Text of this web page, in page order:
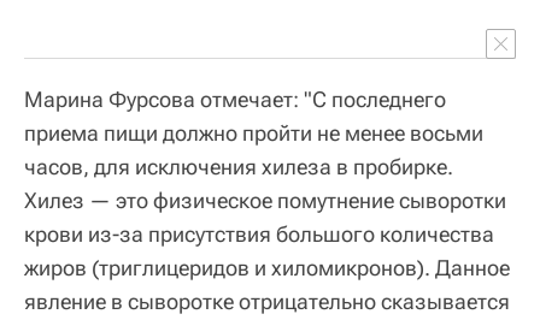
Марина Фурсова отмечает: "С последнего
приема пищи должно пройти не менее восьми
часов, для исключения хилеза в пробирке.
Хилез — это физическое помутнение сыворотки
крови из-за присутствия большого количества
жиров (триглицеридов и хиломикронов). Данное
явление в сыворотке отрицательно сказывается